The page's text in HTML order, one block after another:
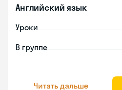
Английский язык
Уроки
В группе
Читать дальше